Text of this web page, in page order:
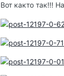
Вот както так!!!